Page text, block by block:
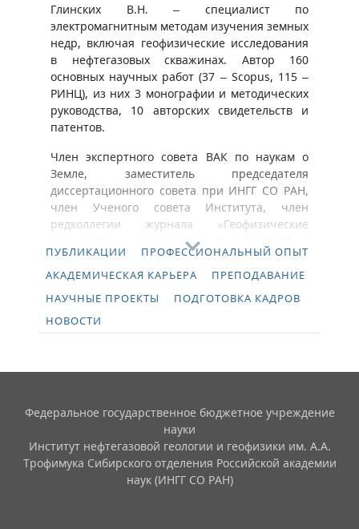
​​Глинских В.Н. – специалист по
электромагнитным методам изучения земных
недр, включая геофизические исследования
в нефтегазовых скважинах. Автор 160
основных научных работ (37 – Scopus, 115 –
РИНЦ), из них 3 монографии и методических
руководства, 10 авторских свидетельств и
патентов.
Член экспертного совета ВАК по наукам о
Земле, заместитель председателя
диссертационного совета при ИНГГ СО РАН,
член Ученого совета Института, член
редколлегии журнала «Геофизические
технологии»; руководитель грантов РНФ и
РФФИ; работает с госкорпорациями (ПАО «НК
«Роснефть», ПАО «Газпром») по
импортозамещающему оборудованию.
Глинских В.Н. ведет преподавательскую
НГУ и ФТФ НГТУ; подготовил 2 кандидата
геофизике, геологии нефти и газа,
математике и информатике.​​​​​​
Образование:
Магистр геологии, Новосибирский
ПУБЛИКАЦИИ
ПРОФЕССИОНАЛЬНЫЙ ОПЫТ
АКАДЕМИЧЕСКАЯ КАРЬЕРА
ПРЕПОДАВАНИЕ
НАУЧНЫЕ ПРОЕКТЫ
ПОДГОТОВКА КАДРОВ
НОВОСТИ
Федеральное государственное бюджетное учреждение
науки
Институт нефтегазовой геологии и геофизики им. А.А.
Трофимука Сибирского отделения Российской академии
наук (ИНГГ СО РАН)